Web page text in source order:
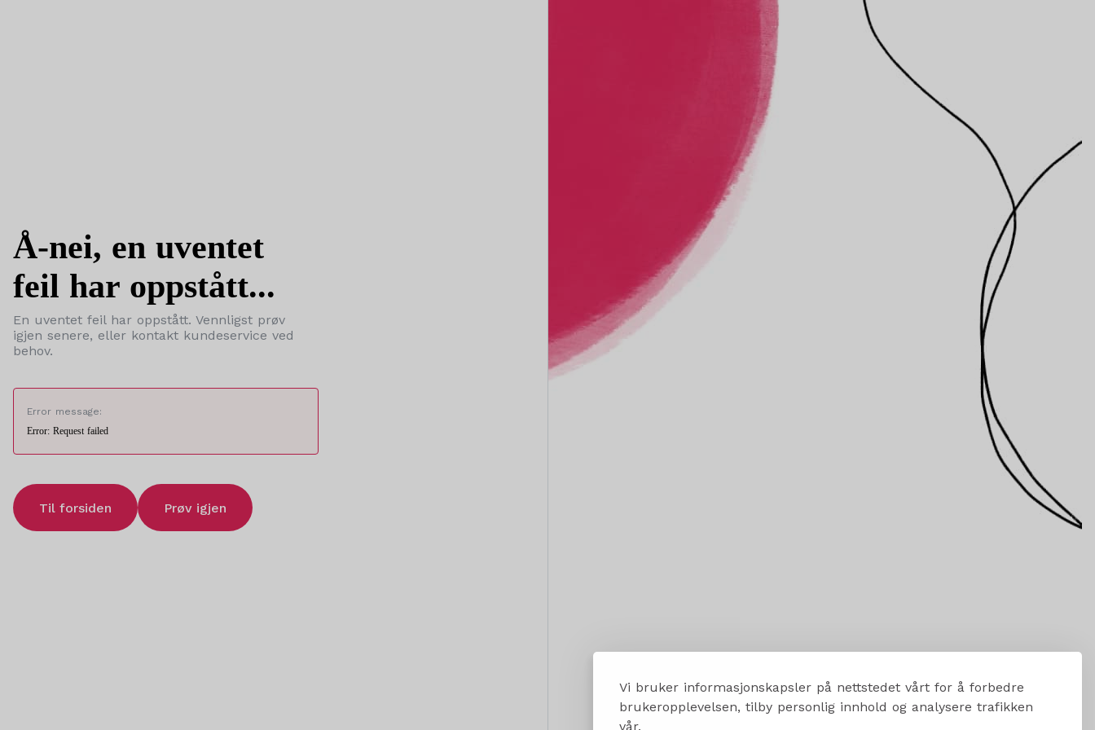
Vi bruker informasjonskapsler på nettstedet vårt for å forbedre
brukeropplevelsen, tilby personlig innhold og analysere trafikken
vår.
Å-nei, en uventet
feil har oppstått...
En uventet feil har oppstått. Vennligst prøv
igjen senere, eller kontakt kundeservice ved
behov.
Error message:
Error: Request failed
Til forsiden Prøv igjen